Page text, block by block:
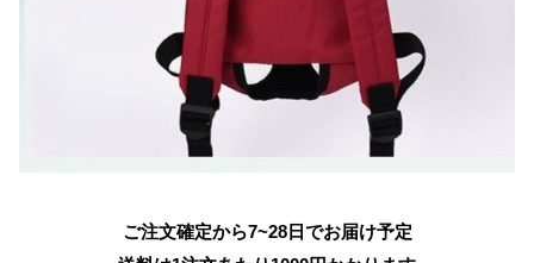
ご注文確定から7~28日でお届け予定